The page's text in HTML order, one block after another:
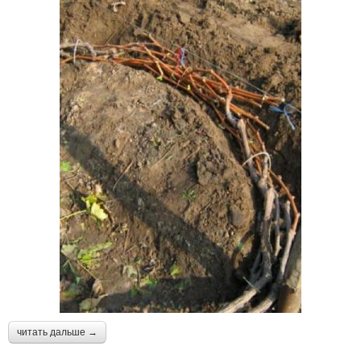
читать дальше →